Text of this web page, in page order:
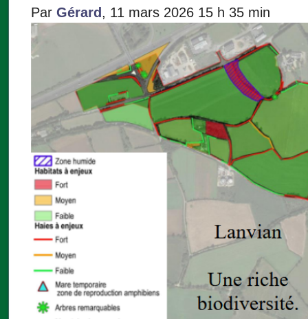
Par Gérard , 11 mars 2026 15 h 35 min